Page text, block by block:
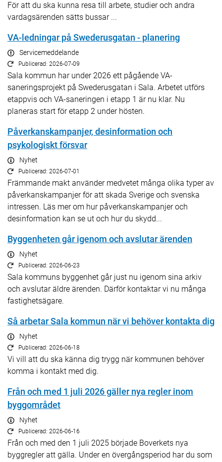
För att du ska kunna resa till arbete, studier och andra
vardagsärenden sätts bussar ...
VA-ledningar på Swederusgatan - planering
Servicemeddelande
Publicerad: 2026-07-09
Sala kommun har under 2026 ett pågående VA-
saneringsprojekt på Swederusgatan i Sala. Arbetet utförs
etappvis och VA-saneringen i etapp 1 är nu klar. Nu
planeras start för etapp 2 under hösten.
Påverkanskampanjer, desinformation och
psykologiskt försvar
Nyhet
Publicerad: 2026-07-01
Främmande makt använder medvetet många olika typer av
påverkanskampanjer för att skada Sverige och svenska
intressen. Läs mer om hur påverkanskampanjer och
desinformation kan se ut och hur du skydd...
Byggenheten går igenom och avslutar ärenden
Nyhet
Publicerad: 2026-06-23
Sala kommuns byggenhet går just nu igenom sina arkiv
och avslutar äldre ärenden. Därför kontaktar vi nu många
fastighetsägare.
Så arbetar Sala kommun när vi behöver kontakta dig
Nyhet
Publicerad: 2026-06-18
Vi vill att du ska känna dig trygg när kommunen behöver
komma i kontakt med dig.
Från och med 1 juli 2026 gäller nya regler inom
byggområdet
Nyhet
Publicerad: 2026-06-16
Från och med den 1 juli 2025 började Boverkets nya
byggregler att gälla. Under en övergångsperiod har du som